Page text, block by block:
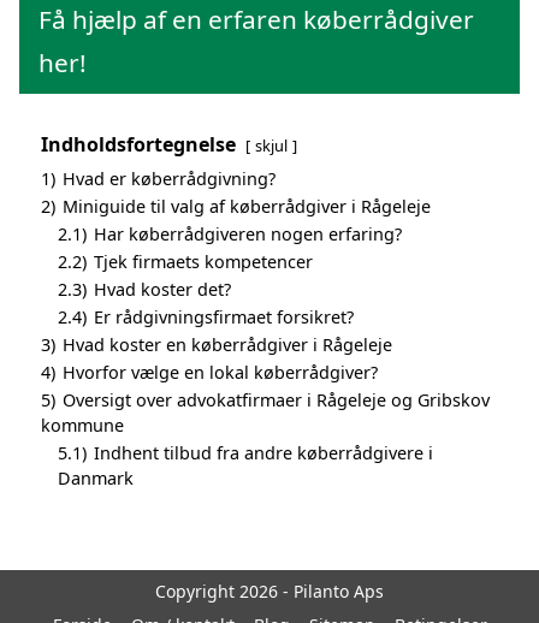
Få hjælp af en erfaren køberrådgiver
her!
Indholdsfortegnelse skjul
1) Hvad er køberrådgivning?
2) Miniguide til valg af køberrådgiver i Rågeleje
2.1) Har køberrådgiveren nogen erfaring?
2.2) Tjek firmaets kompetencer
2.3) Hvad koster det?
2.4) Er rådgivningsfirmaet forsikret?
3) Hvad koster en køberrådgiver i Rågeleje
4) Hvorfor vælge en lokal køberrådgiver?
5) Oversigt over advokatfirmaer i Rågeleje og Gribskov
kommune
5.1) Indhent tilbud fra andre køberrådgivere i
Danmark
Copyright 2026 - Pilanto Aps